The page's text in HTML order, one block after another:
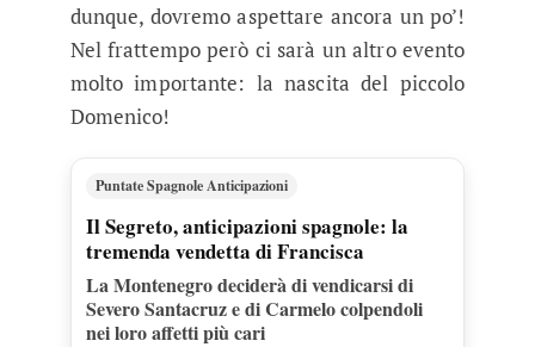
dunque, dovremo aspettare ancora un po’!
Nel frattempo però ci sarà un altro evento
molto importante: la nascita del piccolo
Domenico!
Puntate Spagnole Anticipazioni
Il Segreto, anticipazioni spagnole: la
tremenda vendetta di Francisca
La Montenegro deciderà di vendicarsi di
Severo Santacruz e di Carmelo colpendoli
nei loro affetti più cari